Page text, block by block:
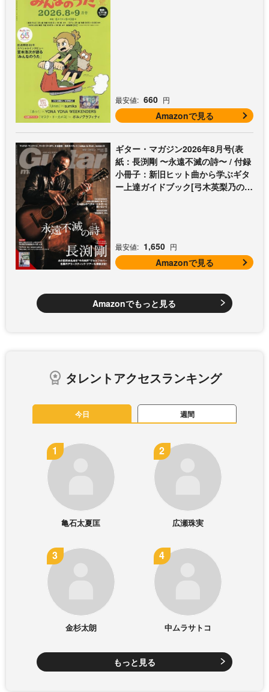
最安値: 660 円
Amazonで見る
ギター・マガジン2026年8月号(表
紙：長渕剛 〜永遠不滅の詩〜 / 付録
小冊子：新旧ヒット曲から学ぶギタ
ー上達ガイドブック[弓木英梨乃の放
最安値: 1,650 円
Amazonで見る
Amazonでもっと見る
タレントアクセスランキング
今日 週間
亀石太夏匡 広瀬珠実
金杉太朗 中ムラサトコ
もっと見る